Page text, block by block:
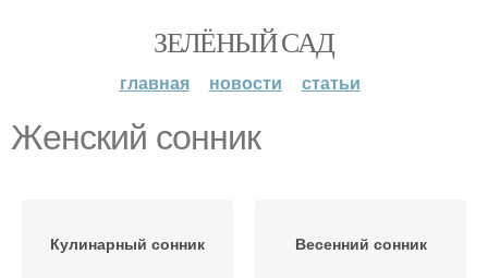
ЗЕЛЁНЫЙ САД
главная новости статьи
Женский сонник
Кулинарный сонник Весенний сонник